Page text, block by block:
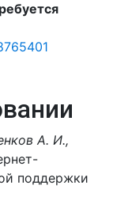
А. И.,
поддержки